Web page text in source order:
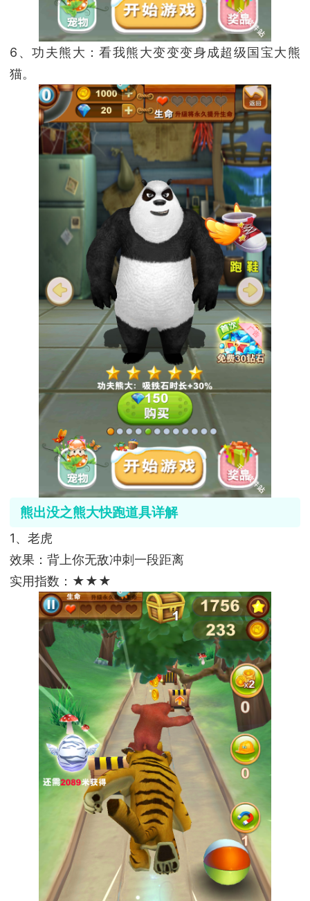
6、功夫熊大：看我熊大变变变身成超级国宝大熊
猫。
熊出没之熊大快跑道具详解
1、老虎
效果：背上你无敌冲刺一段距离
实用指数：★★★